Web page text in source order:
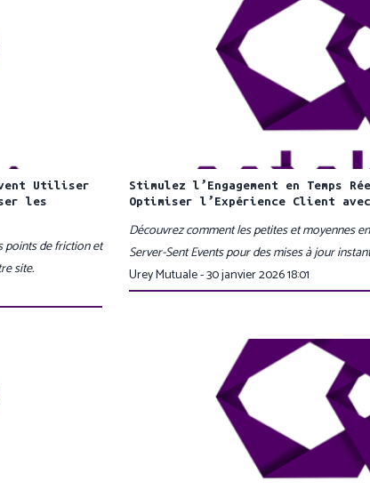
Utiliser
les
points de friction et
site.
Stimulez l’Engagement en Temps
Optimiser l’Expérience Client avec
Découvrez comment les petites et moyennes
Server-Sent Events pour des mises à jour
Urey Mutuale - 30 janvier 2026 18:01